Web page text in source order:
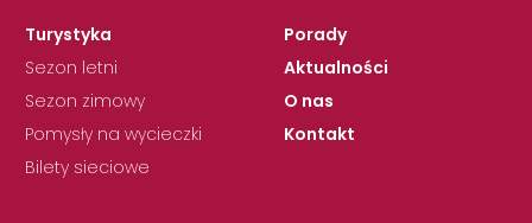
Turystyka
Sezon letni
Sezon zimowy
Pomysły na wycieczki
Bilety sieciowe
Porady
Aktualności
O nas
Kontakt